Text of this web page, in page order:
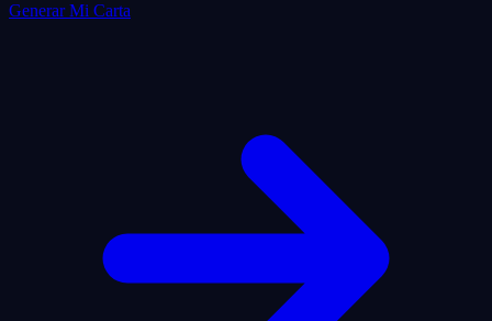
Generar Mi Carta